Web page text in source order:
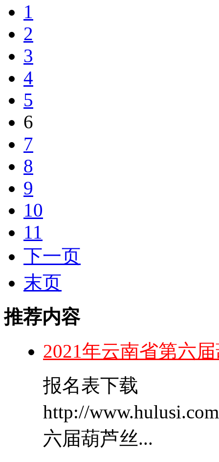
1
2
3
4
5
6
7
8
9
10
11
下一页
末页
推荐内容
2021年云南省第六
报名表下载
http://
六届葫芦丝...